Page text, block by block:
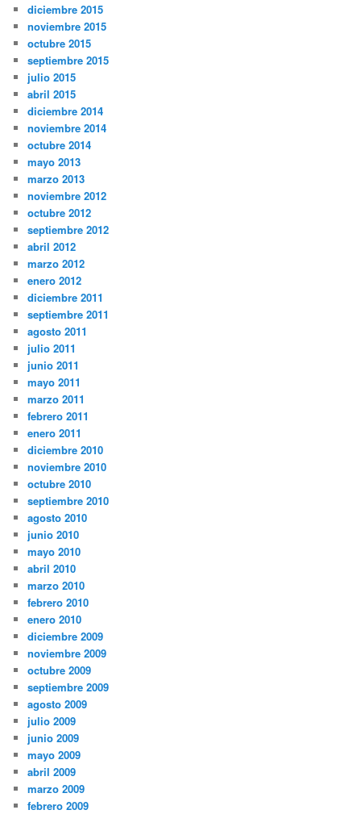
diciembre 2015
noviembre 2015
octubre 2015
septiembre 2015
julio 2015
abril 2015
diciembre 2014
noviembre 2014
octubre 2014
mayo 2013
marzo 2013
noviembre 2012
octubre 2012
septiembre 2012
abril 2012
marzo 2012
enero 2012
diciembre 2011
septiembre 2011
agosto 2011
julio 2011
junio 2011
mayo 2011
marzo 2011
febrero 2011
enero 2011
diciembre 2010
noviembre 2010
octubre 2010
septiembre 2010
agosto 2010
junio 2010
mayo 2010
abril 2010
marzo 2010
febrero 2010
enero 2010
diciembre 2009
noviembre 2009
octubre 2009
septiembre 2009
agosto 2009
julio 2009
junio 2009
mayo 2009
abril 2009
marzo 2009
febrero 2009